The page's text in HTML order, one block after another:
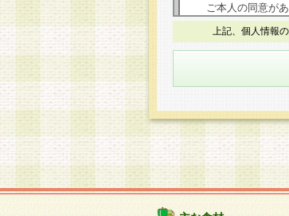
ご本人の同意が
は第三者に提供
個人情報の取り
す企業を選定し
本人からの求め
知・開示・内容
（以下、総称し
開示等に応じる
ぱくすく食堂
個人情報を与え
上記、個人情報